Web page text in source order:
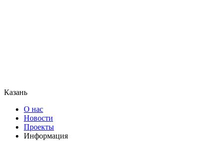
Казань
О нас
Новости
Проекты
Информация